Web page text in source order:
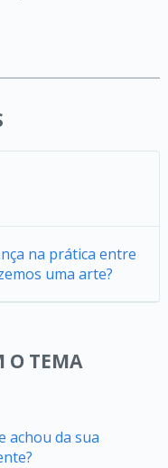
na prática entre
uma arte?
O TEMA
achou da sua